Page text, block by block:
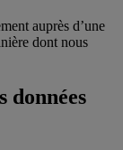
auprès d’une
dont nous
données